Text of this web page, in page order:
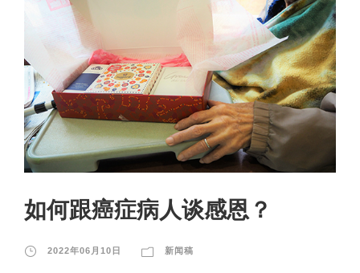
如何跟癌症病人谈感恩？
2022年06月10日 新闻稿